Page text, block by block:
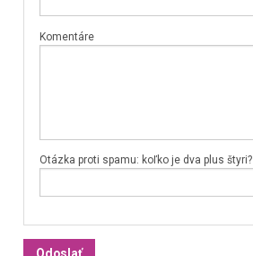
Komentáre
Otázka proti spamu: koľko je dva plus štyri?